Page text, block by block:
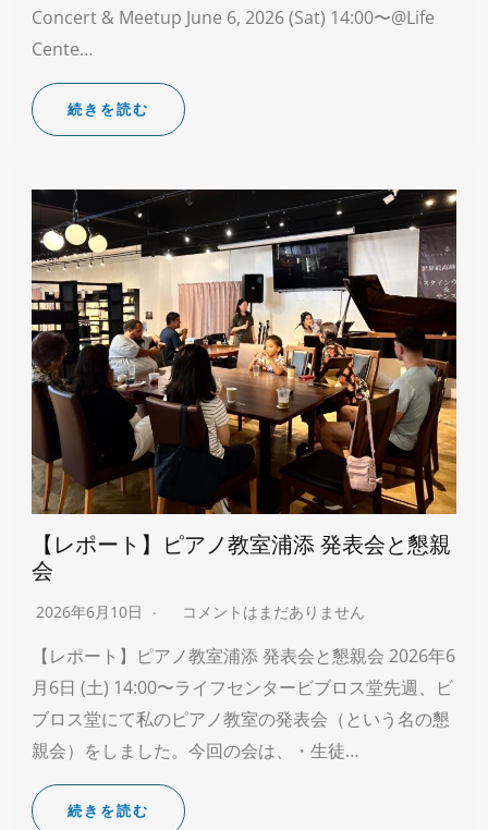
Concert & Meetup June 6, 2026 (Sat) 14:00〜@Life
Cente…
続きを読む
【レポート】ピアノ教室浦添 発表会と懇親
会
2026年6月10日 コメントはまだありません
【レポート】ピアノ教室浦添 発表会と懇親会 2026年6
月6日 (土) 14:00〜ライフセンタービブロス堂先週、ビ
ブロス堂にて私のピアノ教室の発表会（という名の懇
親会）をしました。今回の会は、・生徒…
続きを読む